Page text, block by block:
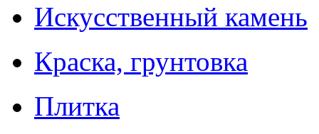
Искусственный камень
Краска, грунтовка
Плитка